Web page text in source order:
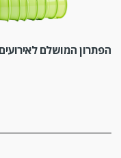
הפתרון המושלם